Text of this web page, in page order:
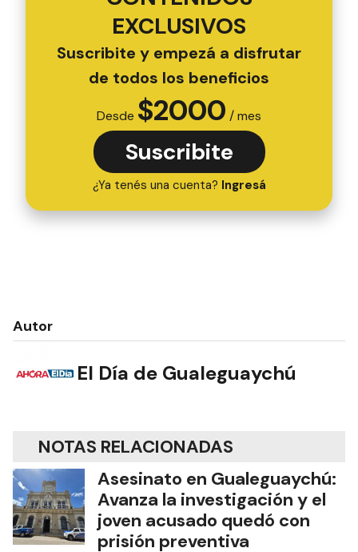
EXCLUSIVOS
Suscribite y empezá a disfrutar
de todos los beneficios
Desde $2000 / mes
Suscribite
¿Ya tenés una cuenta? Ingresá
Autor
El Día de Gualeguaychú
NOTAS RELACIONADAS
Asesinato en Gualeguaychú:
Avanza la investigación y el
joven acusado quedó con
prisión preventiva